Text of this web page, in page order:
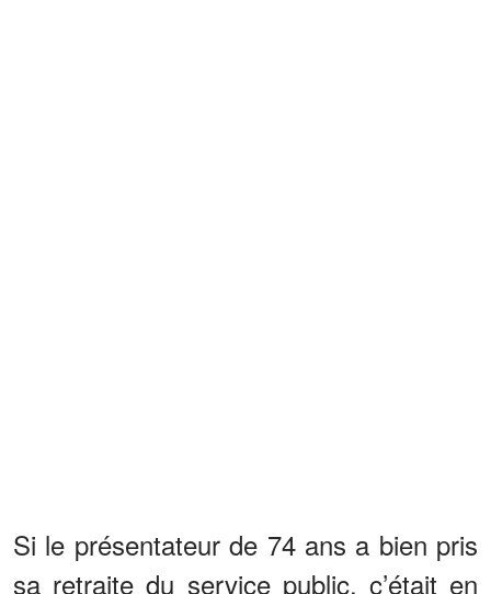
Si le présentateur de 74 ans a bien pris
sa retraite du service public, c’était en